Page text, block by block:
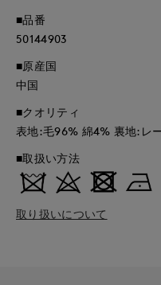
■品番
50144903
■原産国
中国
■クオリティ
表地:毛96% 綿4% 裏地:レ
■取扱い方法
取り扱いについて